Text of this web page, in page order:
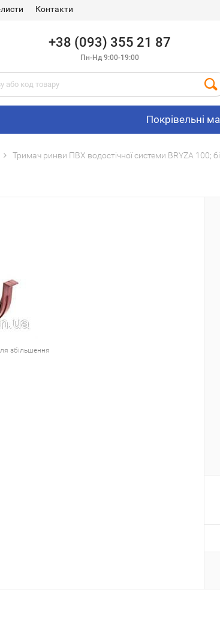
Контакти
+38 (093) 355 21 87
Пн-Нд 9:00-19:00
Покрівельні
Тримач ринви ПВХ водостічної системи BRYZA 100;
збільшення